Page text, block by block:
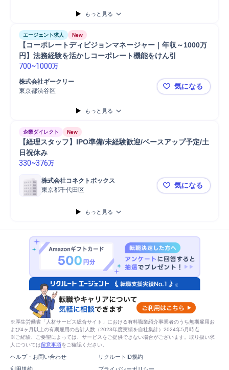
もっと見る
エージェント求人 New
【コーポレートディビジョンマネージャー｜年収～1000万
円】法務経験を活かしコーポレート機能をけん引
700~1000万
株式会社ギークリー
東京都渋谷区
【コーポレ
気になる
もっと見る
企業ダイレクト New
【経理スタッフ】IPO準備/未経験歓迎/ベースアップ予定/土
日祝休み
330~376万
株式会社コネクトボックス
東京都千代田区
【経理スタ
気になる
もっと見る
※厚生労働省「人材サービス総合サイト」における有料職業紹介事業者のうち無期雇用お
よび4ヶ月以上の有期雇用の合計人数（2023年度実績を自社集計）2024年5月時点
※ご経験、ご要望によっては、サービスをご提供できない場合がございます。取り扱い求
人については留意事項をご確認ください。
ヘルプ・お問い合わせ
リクルートID規約